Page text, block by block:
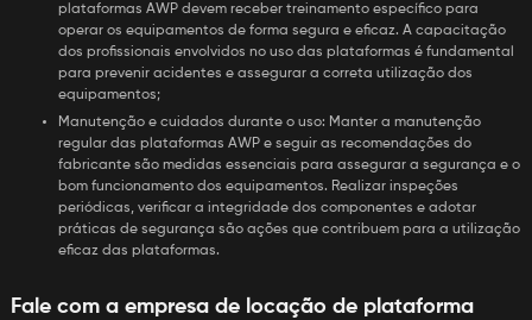
plataformas AWP devem receber treinamento específico para
operar os equipamentos de forma segura e eficaz. A capacitação
dos profissionais envolvidos no uso das plataformas é fundamental
para prevenir acidentes e assegurar a correta utilização dos
equipamentos;
Manutenção e cuidados durante o uso: Manter a manutenção
regular das plataformas AWP e seguir as recomendações do
fabricante são medidas essenciais para assegurar a segurança e o
bom funcionamento dos equipamentos. Realizar inspeções
periódicas, verificar a integridade dos componentes e adotar
práticas de segurança são ações que contribuem para a utilização
eficaz das plataformas.
Fale com a empresa de locação de plataforma